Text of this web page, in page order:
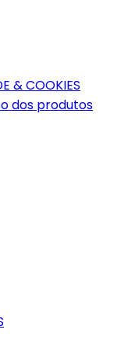
& COOKIES
dos produtos